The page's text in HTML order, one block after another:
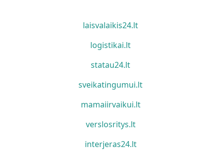
laisvalaikis24.lt
logistikai.lt
statau24.lt
sveikatingumui.lt
mamaiirvaikui.lt
verslosritys.lt
interjeras24.lt